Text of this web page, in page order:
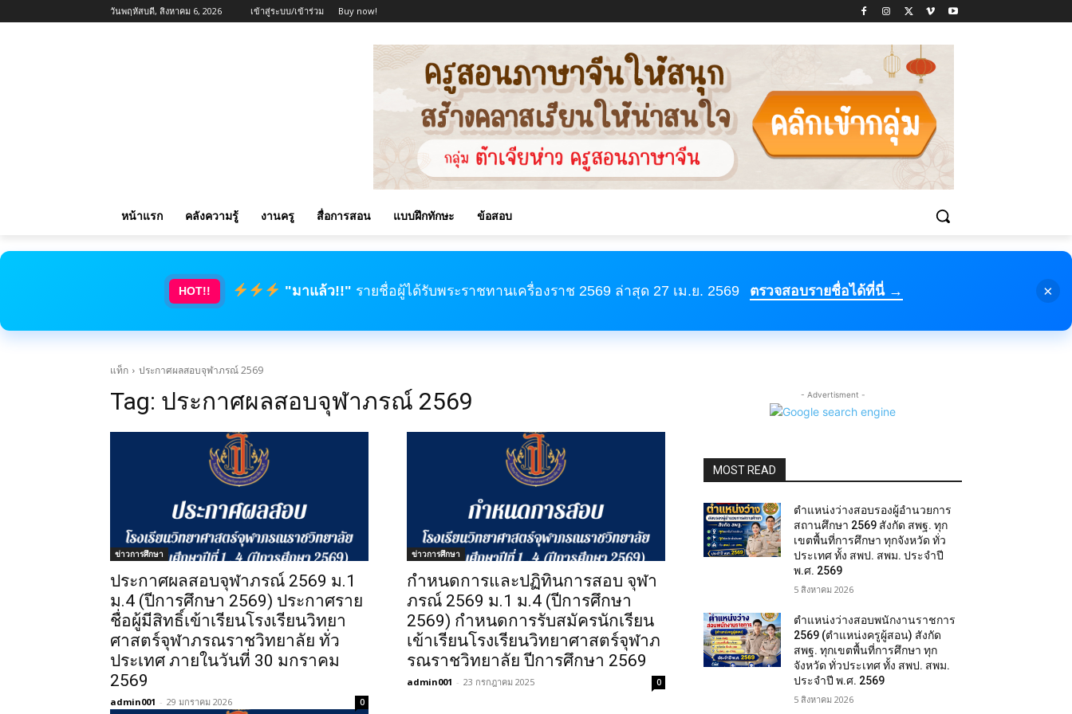
วันพฤหัสบดี, สิงหาคม 6, 2026 เข้าสู่ระบบ/เข้าร่วม Buy now!
หน้าแรก คลังความรู้ งานครู สื่อการสอน แบบฝึกทักษะ ข้อสอบ
HOT!! "มาแล้ว!!" รายชื่อผู้ได้รับพระราชทานเครื่องราช 2569 ล่าสุด 27 เม.ย. 2569 ตรวจสอบรายชื่อได้ที่นี่ → ×
แท็ก ประกาศผลสอบจุฬาภรณ์ 2569
Tag: ประกาศผลสอบจุฬาภรณ์ 2569
ข่าวการศึกษา
ประกาศผลสอบจุฬาภรณ์ 2569 ม.1
ม.4 (ปีการศึกษา 2569) ประกาศราย
ชื่อผู้มีสิทธิ์เข้าเรียนโรงเรียนวิทยา
ศาสตร์จุฬาภรณราชวิทยาลัย ทั่ว
ประเทศ ภายในวันที่ 30 มกราคม
2569
admin001 - 29 มกราคม 2026 0
ข่าวการศึกษา
กำหนดการและปฏิทินการสอบ จุฬา
ภรณ์ 2569 ม.1 ม.4 (ปีการศึกษา
2569) กำหนดการรับสมัครนักเรียน
เข้าเรียนโรงเรียนวิทยาศาสตร์จุฬาภ
รณราชวิทยาลัย ปีการศึกษา 2569
admin001 - 23 กรกฎาคม 2025 0
- Advertisment -
MOST READ
ตำแหน่งว่างสอบรองผู้อำนวยการ
สถานศึกษา 2569 สังกัด สพฐ. ทุก
เขตพื้นที่การศึกษา ทุกจังหวัด ทั่ว
ประเทศ ทั้ง สพป. สพม. ประจำปี
พ.ศ. 2569
5 สิงหาคม 2026
ตำแหน่งว่างสอบพนักงานราชการ
2569 (ตำแหน่งครูผู้สอน) สังกัด
สพฐ. ทุกเขตพื้นที่การศึกษา ทุก
จังหวัด ทั่วประเทศ ทั้ง สพป. สพม.
ประจำปี พ.ศ. 2569
5 สิงหาคม 2026